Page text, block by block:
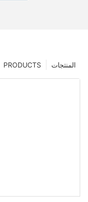
المنتجات PRODUCTS